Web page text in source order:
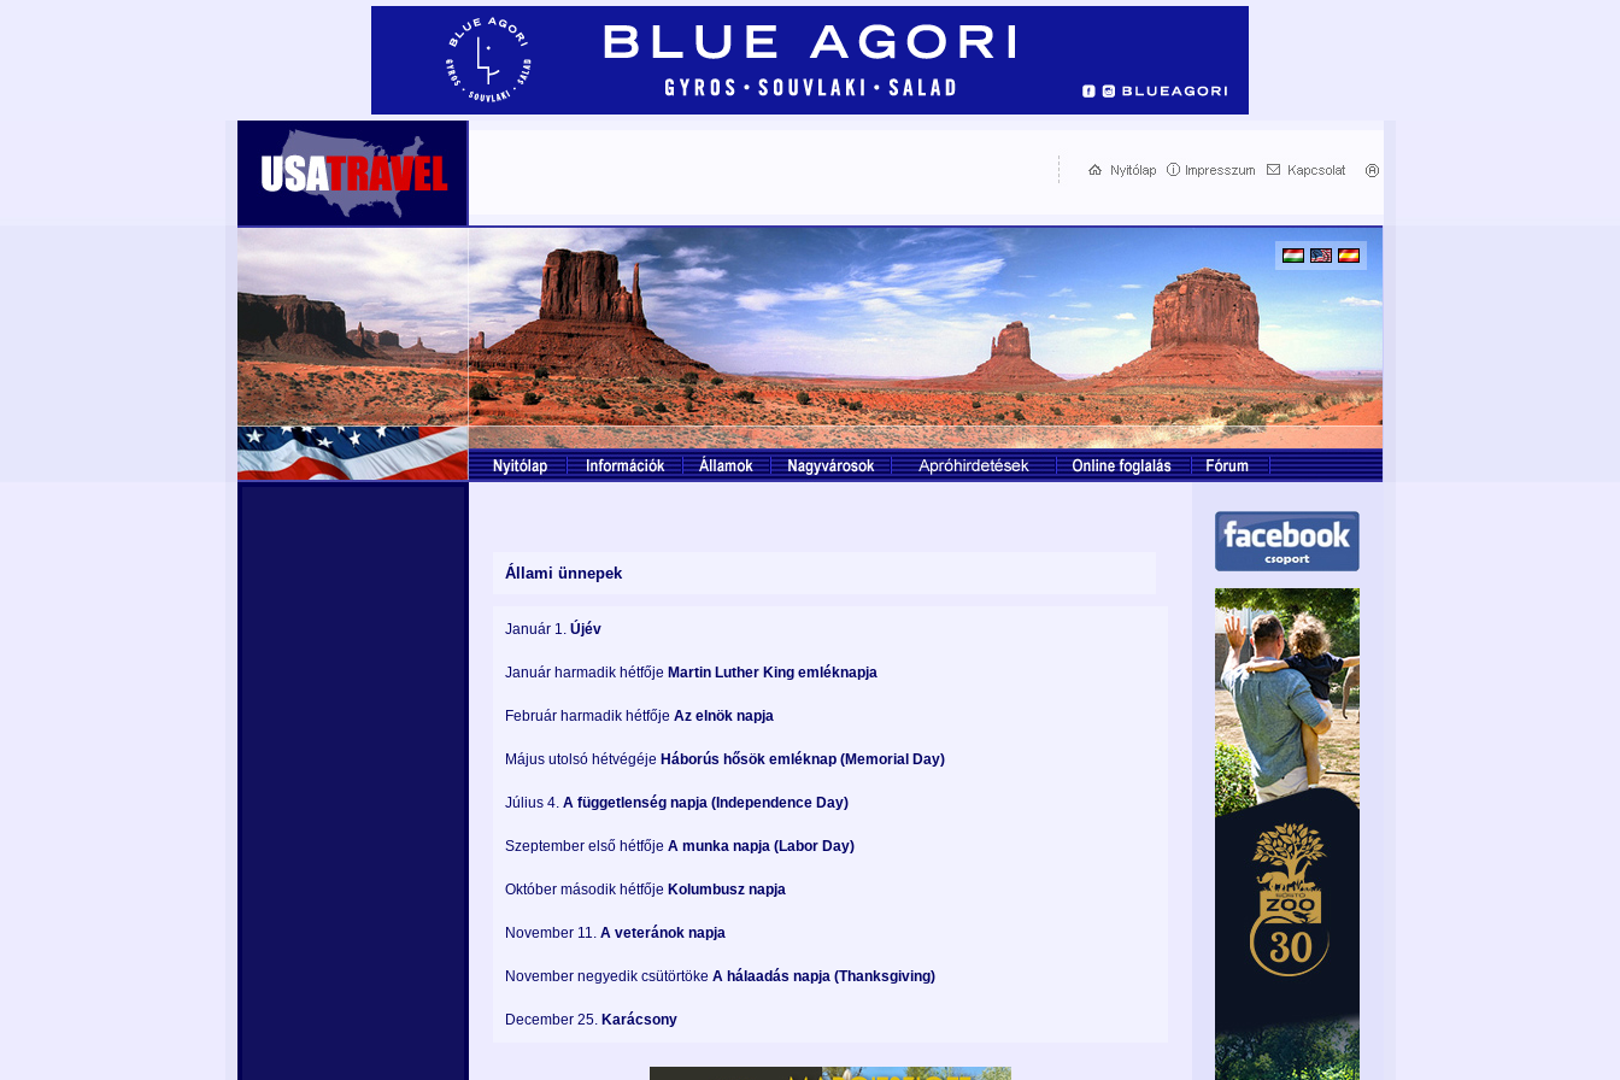
Állami ünnepek
Január 1. Újév
Január harmadik hétfője Martin Luther King emléknapja
Február harmadik hétfője Az elnök napja
Május utolsó hétvégéje Háborús hősök emléknap (Memorial Day)
Július 4. Afüggetlenség napja (Independence Day)
Szeptember első hétfője A munka napja (Labor Day)
Október második hétfője Kolumbusz napja
November 11. Aveteránok napja
November negyedik csütörtöke A hálaadás napja (Thanksgiving)
December 25. Karácsony